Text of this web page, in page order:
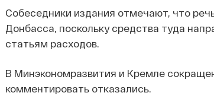
Собеседники издания отмечают, что
Донбасса, поскольку средства туда
статьям расходов.
В Минэкономразвития и Кремле
комментировать отказались.